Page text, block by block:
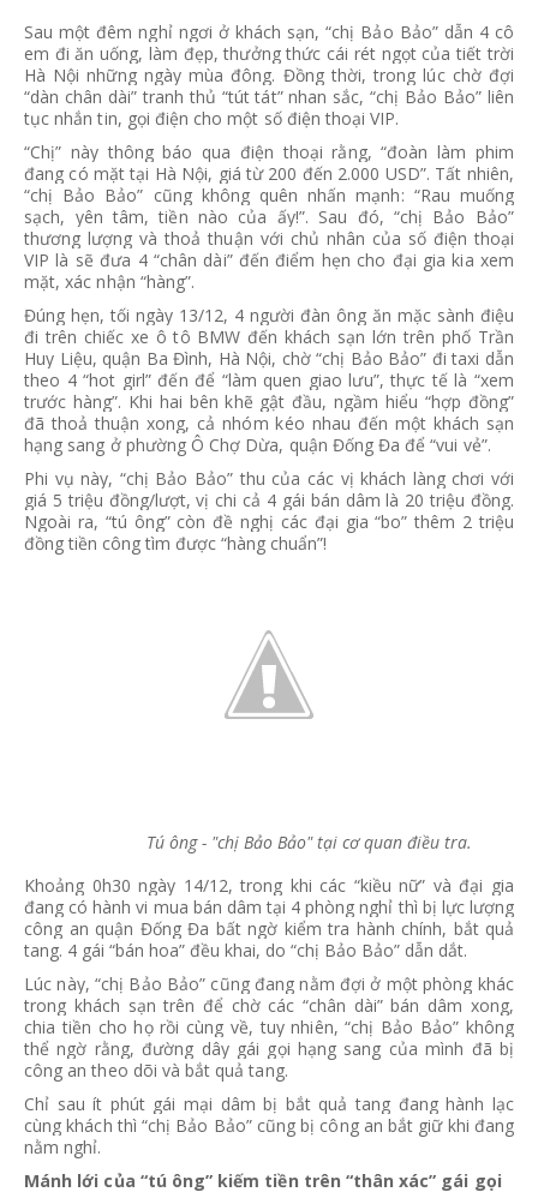
Sau một đêm nghỉ ngơi ở khách sạn, “chị Bảo Bảo” dẫn 4 cô
em đi ăn uống, làm đẹp, thưởng thức cái rét ngọt của tiết trời
Hà Nội những ngày mùa đông. Đồng thời, trong lúc chờ đợi
“dàn chân dài” tranh thủ “tút tát” nhan sắc, “chị Bảo Bảo” liên
tục nhắn tin, gọi điện cho một số điện thoại VIP.
“Chị” này thông báo qua điện thoại rằng, “đoàn làm phim
đang có mặt tại Hà Nội, giá từ 200 đến 2.000 USD”. Tất nhiên,
“chị Bảo Bảo” cũng không quên nhấn mạnh: “Rau muống
sạch, yên tâm, tiền nào của ấy!”. Sau đó, “chị Bảo Bảo”
thương lượng và thoả thuận với chủ nhân của số điện thoại
VIP là sẽ đưa 4 “chân dài” đến điểm hẹn cho đại gia kia xem
mặt, xác nhận “hàng”.
Đúng hẹn, tối ngày 13/12, 4 người đàn ông ăn mặc sành điệu
đi trên chiếc xe ô tô BMW đến khách sạn lớn trên phố Trần
Huy Liệu, quận Ba Đình, Hà Nội, chờ “chị Bảo Bảo” đi taxi dẫn
theo 4 “hot girl” đến để “làm quen giao lưu”, thực tế là “xem
trước hàng”. Khi hai bên khẽ gật đầu, ngầm hiểu “hợp đồng”
đã thoả thuận xong, cả nhóm kéo nhau đến một khách sạn
hạng sang ở phường Ô Chợ Dừa, quận Đống Đa để “vui vẻ”.
Phi vụ này, “chị Bảo Bảo” thu của các vị khách làng chơi với
giá 5 triệu đồng/lượt, vị chi cả 4 gái bán dâm là 20 triệu đồng.
Ngoài ra, “tú ông” còn đề nghị các đại gia “bo” thêm 2 triệu
đồng tiền công tìm được “hàng chuẩn”!
Tú ông - "chị Bảo Bảo" tại cơ quan điều tra.
Khoảng 0h30 ngày 14/12, trong khi các “kiều nữ” và đại gia
đang có hành vi mua bán dâm tại 4 phòng nghỉ thì bị lực lượng
công an quận Đống Đa bất ngờ kiểm tra hành chính, bắt quả
tang. 4 gái “bán hoa” đều khai, do “chị Bảo Bảo” dẫn dắt.
Lúc này, “chị Bảo Bảo” cũng đang nằm đợi ở một phòng khác
trong khách sạn trên để chờ các “chân dài” bán dâm xong,
chia tiền cho họ rồi cùng về, tuy nhiên, “chị Bảo Bảo” không
thể ngờ rằng, đường dây gái gọi hạng sang của mình đã bị
công an theo dõi và bắt quả tang.
Chỉ sau ít phút gái mại dâm bị bắt quả tang đang hành lạc
cùng khách thì “chị Bảo Bảo” cũng bị công an bắt giữ khi đang
nằm nghỉ.
Mánh lới của “tú ông” kiếm tiền trên “thân xác” gái gọi